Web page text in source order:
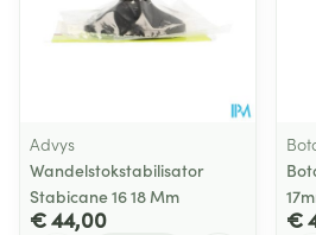
Advys
Wandelstokstabilisator
Stabicane 16 18 Mm
€ 44,00 €